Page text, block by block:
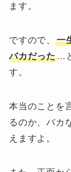
ます。
ですので、 一
バカだった…
す。
本当のことを
るのか、バカ
えますよ。